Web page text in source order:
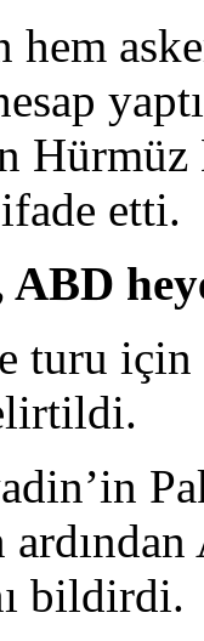
Hürmüz
etti.
turu
bildirdi.